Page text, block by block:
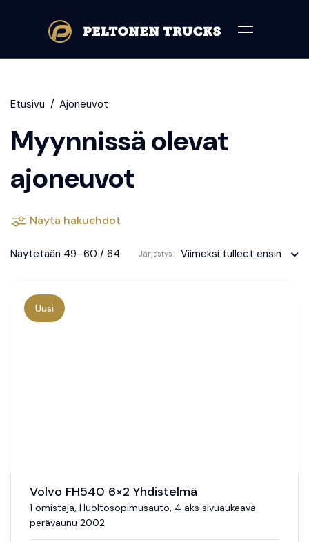
Etusivu Ajoneuvot
Myynnissä olevat
ajoneuvot
Näytä hakuehdot
Näytetään 49–60 / 64 Järjestys: Viimeksi tulleet ensin
Uusi
Volvo FH540 6×2 Yhdistelmä
1 omistaja, Huoltosopimusauto, 4 aks sivuaukeava
perävaunu 2002